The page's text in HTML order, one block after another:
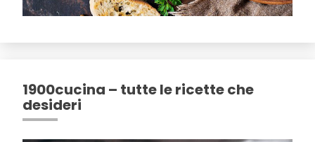
1900cucina – tutte le ricette che
desideri